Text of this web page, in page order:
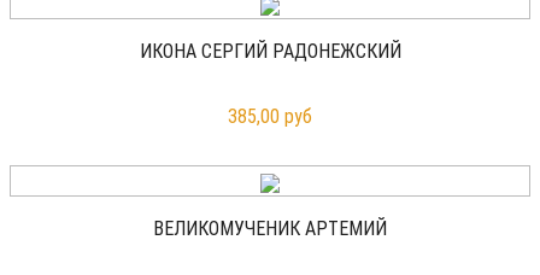
ИКОНА СЕРГИЙ РАДОНЕЖСКИЙ
385,00 руб
ВЕЛИКОМУЧЕНИК АРТЕМИЙ